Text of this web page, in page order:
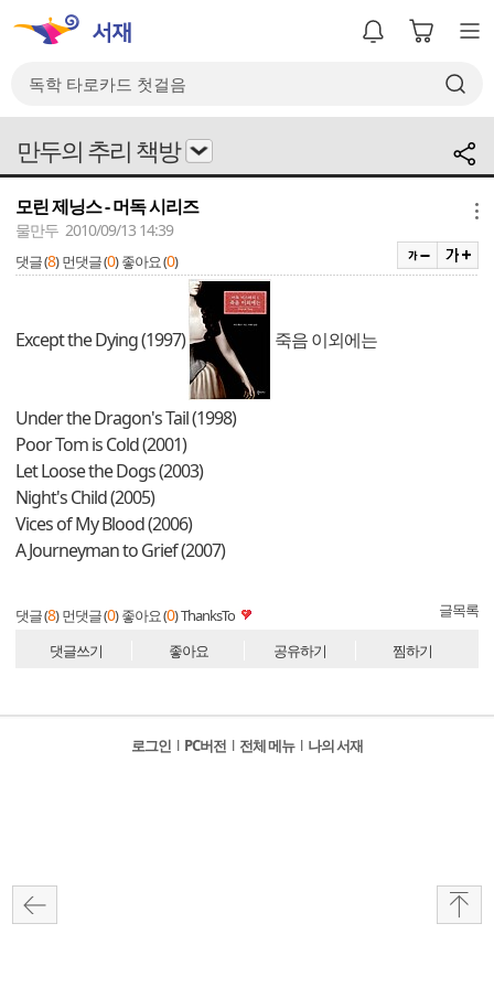
만두의 추리 책방
모린 제닝스 - 머독 시리즈
물만두 2010/09/13 14:39
댓글 (8) 먼댓글 (0) 좋아요 (0)
Except the Dying (1997) 죽음 이외에는
Under the Dragon's Tail (1998)
Poor Tom is Cold (2001)
Let Loose the Dogs (2003)
Night's Child (2005)
Vices of My Blood (2006)
A Journeyman to Grief (2007)
댓글 (8) 먼댓글 (0) 좋아요 (0)ThanksTo 글목록
댓글쓰기 좋아요 공유하기 찜하기
로그인 l PC버전 l 전체 메뉴 l 나의 서재